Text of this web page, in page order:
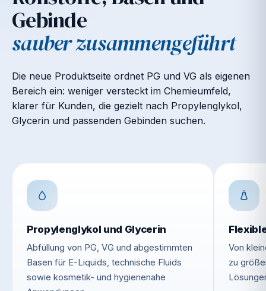
Gebinde
sauber zusammengeführt
Die neue Produktseite ordnet PG und VG als eigenen
Bereich ein: weniger versteckt im Chemieumfeld,
klarer für Kunden, die gezielt nach Propylenglykol,
Glycerin und passenden Gebinden suchen.
Propylenglykol und Glycerin
Abfüllung von PG, VG und abgestimmten
Basen für E-Liquids, technische Fluids
sowie kosmetik- und hygienenahe
Von
zu